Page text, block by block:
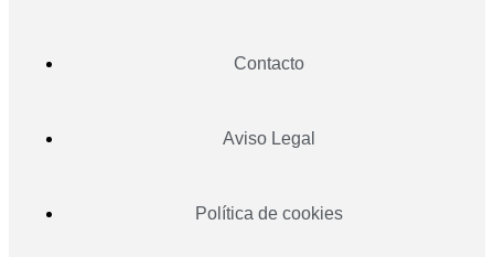
Contacto
Aviso Legal
Política de cookies